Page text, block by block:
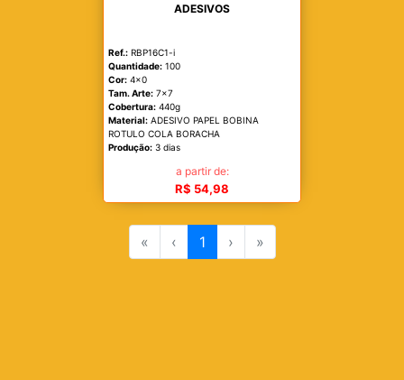
ADESIVOS
Ref.: RBP16C1-i
Quantidade: 100
Cor: 4x0
Tam. Arte: 7x7
Cobertura: 440g
Material: ADESIVO PAPEL BOBINA
ROTULO COLA BORACHA
Produção: 3 dias
a partir de:
R$ 54,98
« ‹ 1 › »